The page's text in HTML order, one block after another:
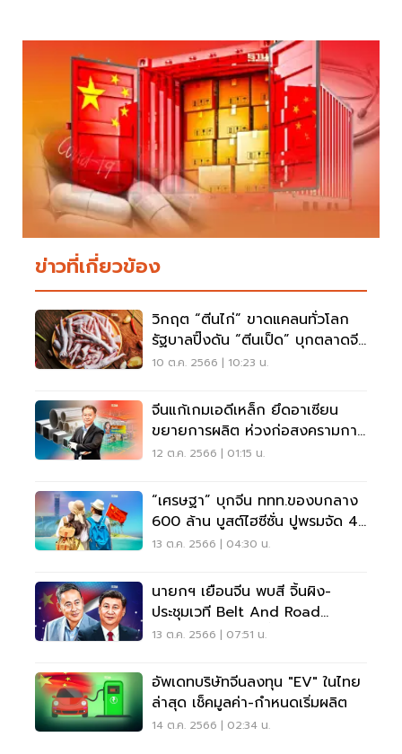
ข่าวที่เกี่ยวข้อง
วิกฤต “ตีนไก่” ขาดแคลนทั่วโลก
รัฐบาลปิ๊งดัน “ตีนเป็ด” บุกตลาดจีน
แทน
10 ต.ค. 2566 | 10:23 น.
จีนแก้เกมเอดีเหล็ก ยึดอาเซียน
ขยายการผลิต ห่วงก่อสงครามการ
ค้ายุโรป
12 ต.ค. 2566 | 01:15 น.
“เศรษฐา” บุกจีน ททท.ของบกลาง
600 ล้าน บูสต์ไฮซีซั่น ปูพรมจัด 4
บิ๊กอีเว้นต์
13 ต.ค. 2566 | 04:30 น.
นายกฯ เยือนจีน พบสี จิ้นผิง-
ประชุมเวที Belt And Road
Forum 16-19 ต.ค.นี้
13 ต.ค. 2566 | 07:51 น.
อัพเดทบริษัทจีนลงทุน "EV" ในไทย
ล่าสุด เช็คมูลค่า-กำหนดเริ่มผลิต
14 ต.ค. 2566 | 02:34 น.